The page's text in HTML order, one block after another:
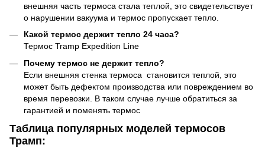
внешняя часть термоса стала теплой, это свидетельствует
о нарушении вакуума и термос пропускает тепло.
Какой термос держит тепло 24 часа?
Термос Tramp Expedition Line
Почему термос не держит тепло?
Если внешняя стенка термоса становится теплой, это
может быть дефектом производства или повреждением во
время перевозки. В таком случае лучше обратиться за
гарантией и поменять термос
Таблица популярных моделей термосов
Трамп: